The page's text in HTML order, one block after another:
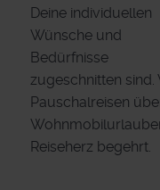
Deine individuellen
Wünsche und
Bedürfnisse
zugeschnitten sind.
Pauschalreisen
Reiseherz begehrt.